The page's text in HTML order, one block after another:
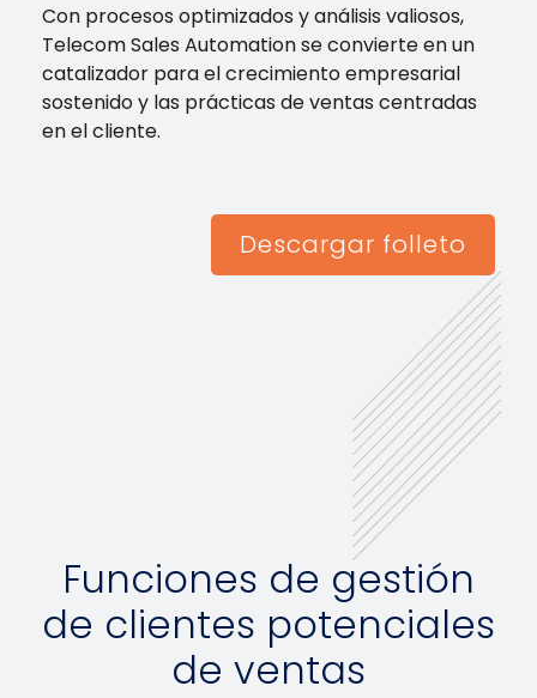
Con procesos optimizados y análisis valiosos,
Telecom Sales Automation se convierte en un
catalizador para el crecimiento empresarial
sostenido y las prácticas de ventas centradas
en el cliente.
Descargar folleto
Funciones de gestión
de clientes potenciales
de ventas